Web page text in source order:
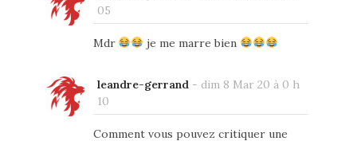
05
Mdr je me marre bien
leandre-gerrand - dim 8 Mar 20 à 0 h
10
Comment vous pouvez critiquer une